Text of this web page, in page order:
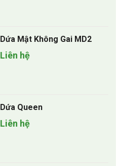
Dứa Mật Không Gai MD2
Liên hệ
Dứa Queen
Liên hệ